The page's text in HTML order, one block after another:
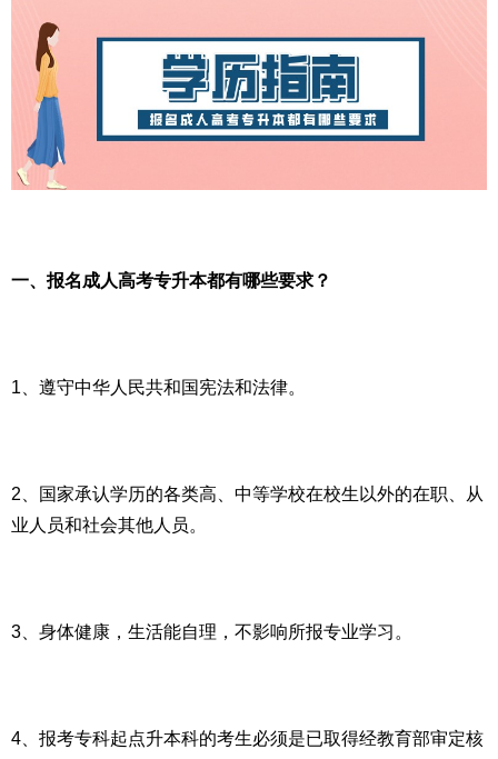
一、报名成人高考专升本都有哪些要求？
1、遵守中华人民共和国宪法和法律。
2、国家承认学历的各类高、中等学校在校生以外的在职、从
业人员和社会其他人员。
3、身体健康，生活能自理，不影响所报专业学习。
4、报考专科起点升本科的考生必须是已取得经教育部审定核